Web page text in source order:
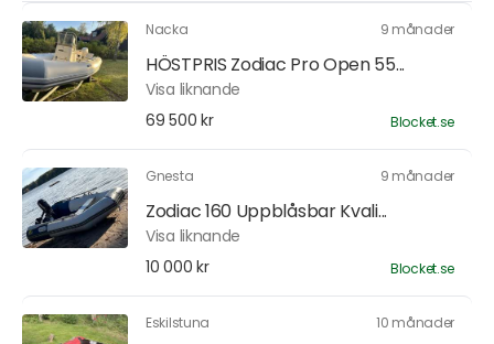
Nacka 9 månader
HÖSTPRIS Zodiac Pro Open 55...
Visa liknande
69 500 kr
Blocket.se
Gnesta 9 månader
Zodiac 160 Uppblåsbar Kvali...
Visa liknande
10 000 kr
Blocket.se
Eskilstuna 10 månader